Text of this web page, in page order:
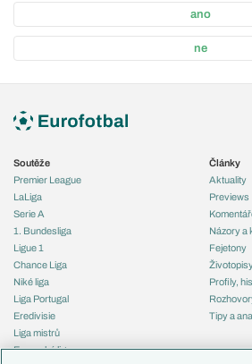
ano
ne
Soutěže
Premier League
LaLiga
Serie A
1. Bundesliga
Ligue 1
Chance Liga
Niké liga
Liga Portugal
Eredivisie
Liga mistrů
Evropská liga
Články
Aktuality
Previews
Názory a
Fejetony
Profily,
Tipy a